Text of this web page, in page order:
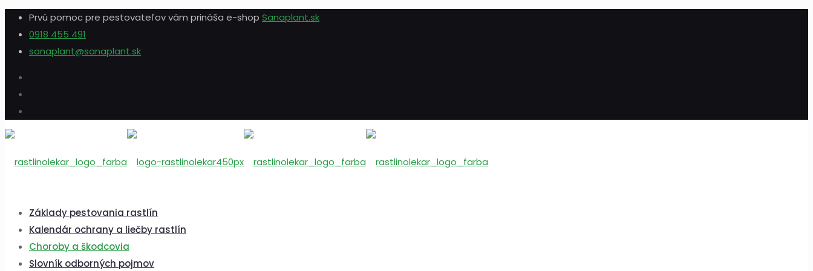
Prvú pomoc pre pestovateľov vám prináša e-shop Sanaplant.sk
0918 455 491
sanaplant@sanaplant.sk
Základy pestovania rastlín
Kalendár ochrany a liečby rastlín
Choroby a škodcovia
Slovník odborných pojmov